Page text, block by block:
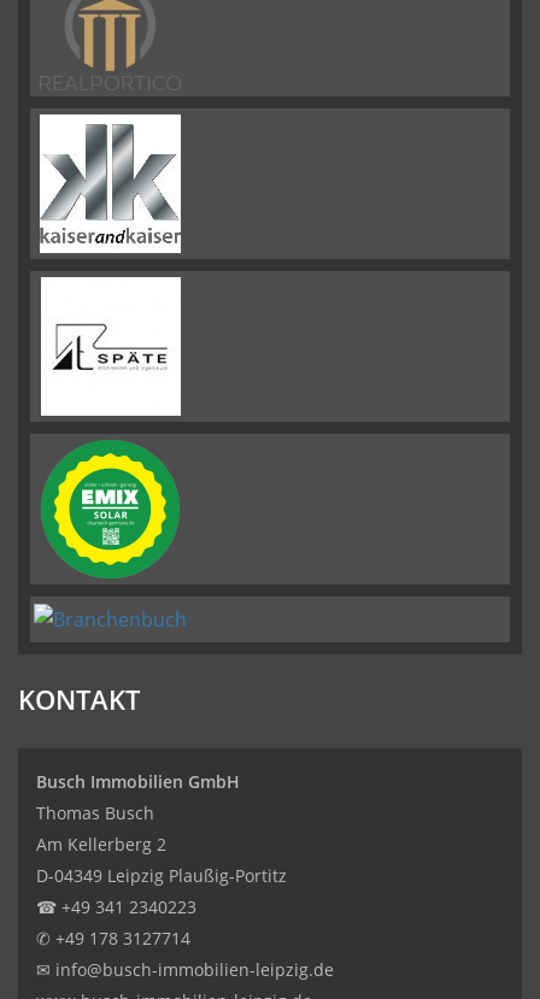
KONTAKT
Busch Immobilien GmbH
Thomas Busch
Am Kellerberg 2
D-04349 Leipzig Plaußig-Portitz
☎ +49 341 2340223
✆ +49 178 3127714
✉ info@busch-immobilien-leipzig.de